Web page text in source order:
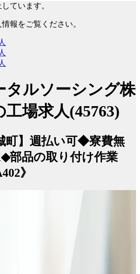
ています。
報をご覧ください。
タルソーシング株
場求人(45763)
町】週払い可◆寮費無
部品の取り付け作業
》